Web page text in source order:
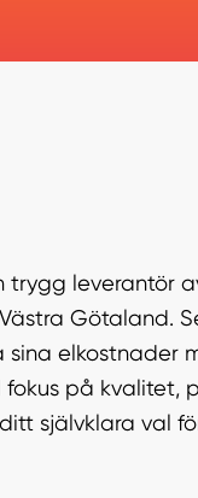
trygg leverantör
Götaland.
elkostnader
på kvalitet,
självklara val